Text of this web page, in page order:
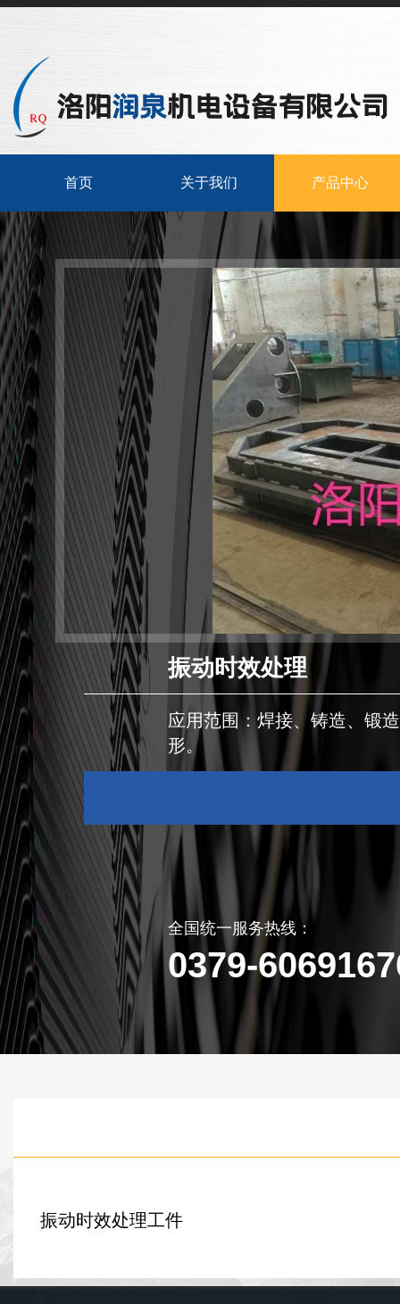
首页 关于我们 产品中心
振动时效处理
应用范围：焊接、铸造、锻
形。
全国统一服务热线：
0379-
振动时效处理工件